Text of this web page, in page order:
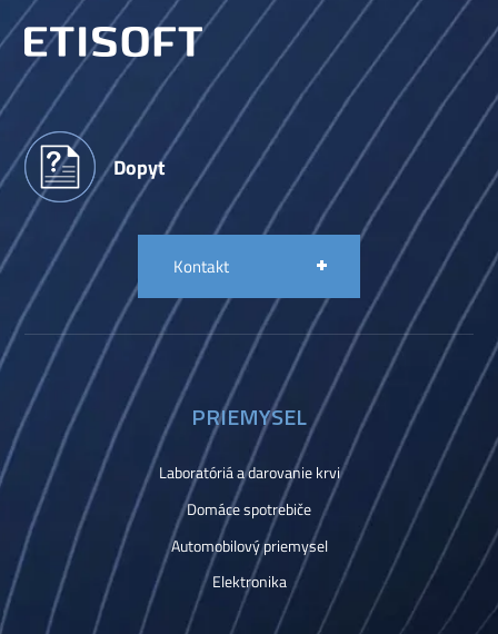
Dopyt
Kontakt
PRIEMYSEL
Laboratóriá a darovanie krvi
Domáce spotrebiče
Automobilový priemysel
Elektronika